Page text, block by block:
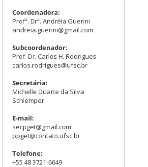
Coordenadora:
Profª. Drª. Andréia Guerini
andreia.guerini@gmail.com
Subcoordenador:
Prof. Dr. Carlos H. Rodrigues
carlos.rodrigues@ufsc.br
Secretária:
Michelle Duarte da Silva
Schlemper
E-mail:
secpget@gmail.com
ppget@contato.ufsc.br
Telefone:
+55 48 3721-6649